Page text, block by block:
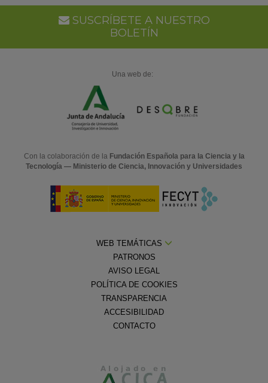
SUSCRÍBETE A NUESTRO
BOLETÍN
Una web de:
Con la colaboración de la Fundación Española para la Ciencia y la
Tecnología — Ministerio de Ciencia, Innovación y Universidades
WEB TEMÁTICAS
PATRONOS
AVISO LEGAL
POLÍTICA DE COOKIES
TRANSPARENCIA
ACCESIBILIDAD
CONTACTO